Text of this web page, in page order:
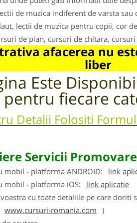
de muzica indiferent de varsta
lectii de muzica pentru copii, cor
de pian, cursuri de chitara,
afacerea nu
liber
Este
pentru fiecare
Detalii Folositi
Servicii
mobil - platforma ANDROID:
link
mobil - platforma iOS:
link aplicatie
cu toate detaliile pe care doriti
www.cursuri-romania.com )